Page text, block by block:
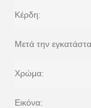
Κέρδη:
Μετά την
Χρώμα:
Εικόνα: